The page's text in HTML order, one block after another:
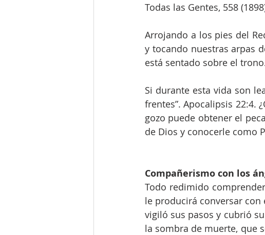
Todas las Gentes, 558
Arrojando a los pies del
y tocando nuestras arpas
está sentado sobre el
Si durante esta vida son
frentes”. Apocalipsis 22:4.
gozo puede obtener el
de Dios y conocerle como
Compañerismo con los
Todo redimido
le producirá conversar
vigiló sus pasos y cubrió
la sombra de muerte, que